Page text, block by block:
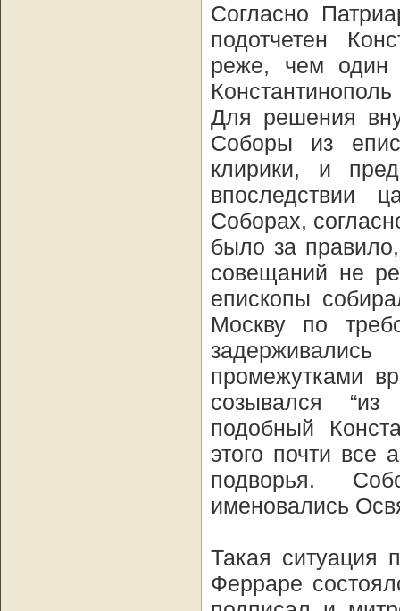
Согласно
подотчетен
реже, чем один
Для решения
Соборы из
клирики, и
впоследствии
Соборах,
было за
совещаний не
епископы
Москву по
промежутками
созывался
подобный
этого почти все
подворья.
именовались
Такая ситуация
Ферраре